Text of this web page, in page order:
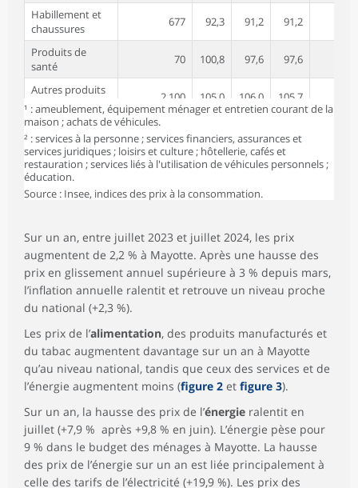
Habillement et
chaussures
677 92,3 91,2 91,2
Produits de
santé
70 100,8 97,6 97,6
Autres produits
manufacturés¹
2 100 105,0 106,0 105,7
Énergie
dont Produits
pétroliers
549 107,0 108,6 106,7
Services 3 804 106,8 107,9
ordures
1 161 104,3 107,0 107,0
Services de
santé
77 98,8 100,3 100,3
Services de
Services de
communications
577 100,9 100,3 100,3
Autres services² 1 646 106,1 108,8 108,8
Ensemble
10 000 108,1 110,7 110,4
Ensemble hors
Énergie
9 085 107,4 109,2 109,1
Ensemble hors
9 902 108,1 110,4 110,2
¹ : ameublement, équipement ménager et entretien courant de la
maison ; achats de véhicules.
² : services à la personne ; services financiers, assurances et
services juridiques ; loisirs et culture ; hôtellerie, cafés et
restauration ; services liés à l'utilisation de véhicules personnels ;
éducation.
Source : Insee, indices des prix à la consommation.
Sur un an, entre juillet 2023 et juillet 2024, les prix
augmentent de 2,2 % à Mayotte. Après une hausse des
prix en glissement annuel supérieure à 3 % depuis mars,
l’inflation annuelle ralentit et retrouve un niveau proche
du national (+2,3 %).
Les prix de l’alimentation, des produits manufacturés et
du tabac augmentent davantage sur un an à Mayotte
qu’au niveau national, tandis que ceux des services et de
l’énergie augmentent moins (figure 2 et figure 3).
Sur un an, la hausse des prix de l’énergie ralentit en
juillet (+7,9 % après +9,8 % en juin). L’énergie pèse pour
9 % dans le budget des ménages à Mayotte. La hausse
des prix de l’énergie sur un an est liée principalement à
celle des tarifs de l’électricité (+19,9 %). Les prix des